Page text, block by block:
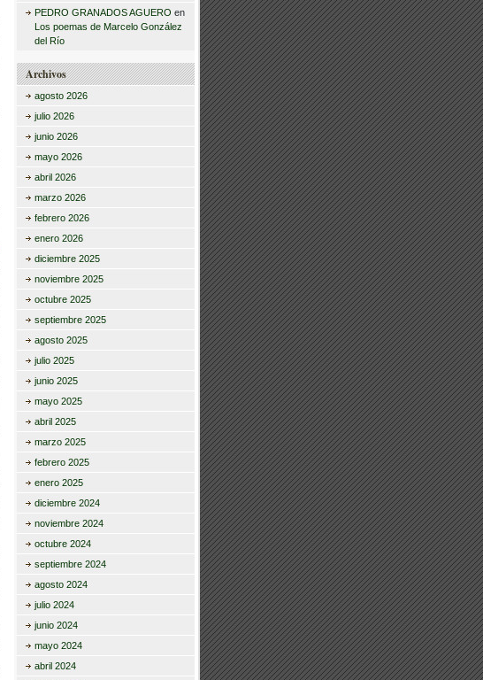
PEDRO GRANADOS AGUERO en
Los poemas de Marcelo González
del Río
Archivos
agosto 2026
julio 2026
junio 2026
mayo 2026
abril 2026
marzo 2026
febrero 2026
enero 2026
diciembre 2025
noviembre 2025
octubre 2025
septiembre 2025
agosto 2025
julio 2025
junio 2025
mayo 2025
abril 2025
marzo 2025
febrero 2025
enero 2025
diciembre 2024
noviembre 2024
octubre 2024
septiembre 2024
agosto 2024
julio 2024
junio 2024
mayo 2024
abril 2024